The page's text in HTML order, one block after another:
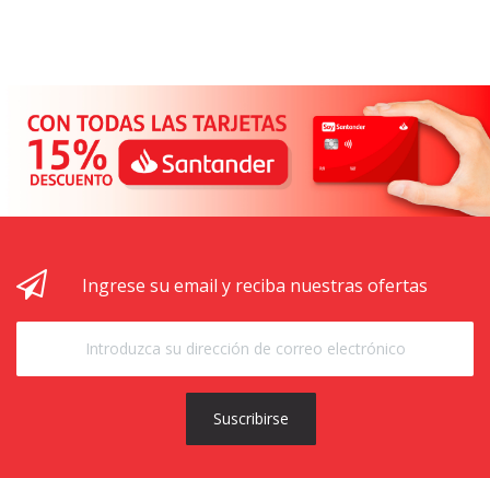
Ingrese su email y reciba nuestras ofertas
Suscribirse